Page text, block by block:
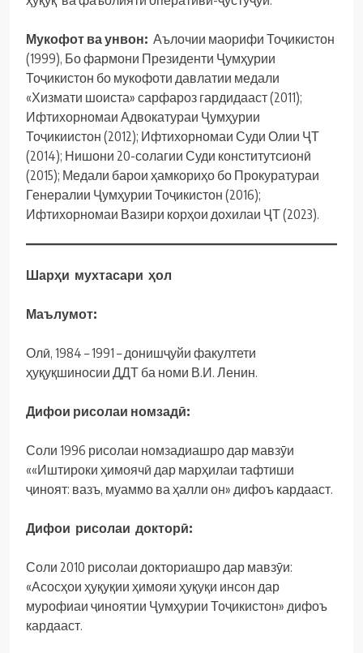
Мукофот ва унвон: Аълочии маорифи Тоҷикистон
(1999), Бо фармони Президенти Ҷумҳурии
Тоҷикистон бо мукофоти давлатии медали
«Хизмати шоиста» сарфароз гардидааст (2011);
Ифтихорномаи Адвокатураи Ҷумҳурии
Тоҷикиистон (2012); Ифтихорномаи Суди Олии ҶТ
(2014); Нишони 20-солагии Суди конститутсионӣ
(2015); Медали барои ҳамкориҳо бо Прокуратураи
Генералии Ҷумҳурии Тоҷикистон (2016);
Ифтихорномаи Вазири корҳои дохилаи ҶТ (2023).
Шарҳи мухтасари ҳол
Маълумот:
Олӣ, 1984 – 1991 – донишҷуйи факултети
ҳуқуқшиносии ДДТ ба номи В.И. Ленин.
Дифои рисолаи номзадӣ:
Соли 1996 рисолаи номзадиашро дар мавзӯи
««Иштироки ҳимоячӣ дар марҳилаи тафтиши
ҷиноят: вазъ, муаммо ва ҳалли он» дифоъ кардааст.
Дифои рисолаи докторӣ:
Соли 2010 рисолаи докториашро дар мавзӯи:
«Асосҳои ҳуқуқии ҳимояи ҳуқуқи инсон дар
мурофиаи ҷиноятии Ҷумҳурии Тоҷикистон» дифоъ
кардааст.